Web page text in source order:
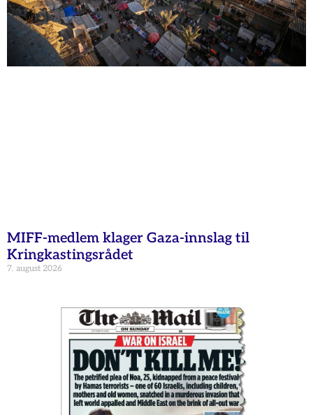
MIFF-medlem klager Gaza-innslag til
Kringkastingsrådet
7. august 2026